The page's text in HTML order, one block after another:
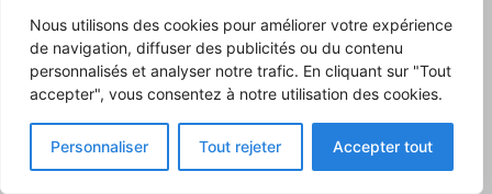
Nous utilisons des cookies pour améliorer votre expérience
de navigation, diffuser des publicités ou du contenu
personnalisés et analyser notre trafic. En cliquant sur "Tout
accepter", vous consentez à notre utilisation des cookies.
Personnaliser Tout rejeter Accepter tout